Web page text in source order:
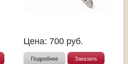
Цена: 700 руб.
Подробнее Заказать